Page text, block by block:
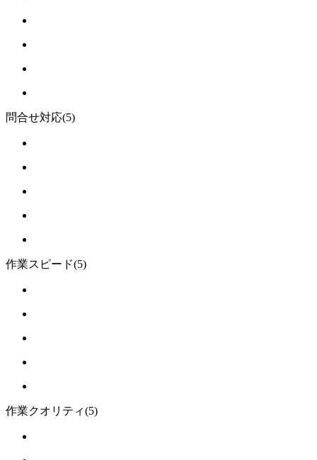
問合せ対応(5)
作業スピード(5)
作業クオリティ(5)